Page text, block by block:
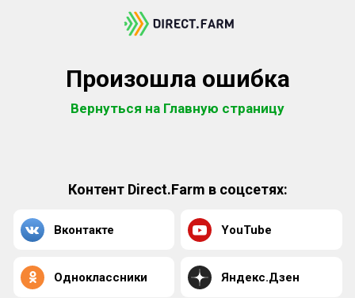
Произошла ошибка
Вернуться на Главную страницу
Контент Direct.Farm в соцсетях:
Вконтакте YouTube
Одноклассники Яндекс.Дзен